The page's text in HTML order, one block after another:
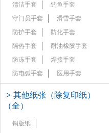
清洁手套
钓鱼手套
守门员手套
滑雪手套
防护手套
防化手套
隔热手套
耐油橡胶手套
防冻手套
焊接手套
防电弧手套
医用手套
> 其他纸张（除复印纸）
（全）
铜版纸